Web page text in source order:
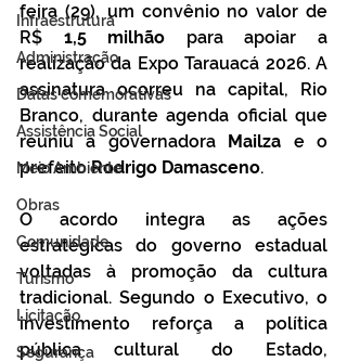
Infraestrutura
Administração
Datas comemorativas
Assistência Social
Meio Ambiente
Obras
Comunidade
Turismo
Licitação
Segurança
feira (29), um convênio no valor de
R$ 1,5 milhão para apoiar a
realização da Expo Tarauacá 2026. A
assinatura ocorreu na capital, Rio
Branco, durante agenda oficial que
reuniu a governadora Mailza e o
prefeito Rodrigo Damasceno.
O acordo integra as ações
estratégicas do governo estadual
voltadas à promoção da cultura
tradicional. Segundo o Executivo, o
investimento reforça a política
pública cultural do Estado,